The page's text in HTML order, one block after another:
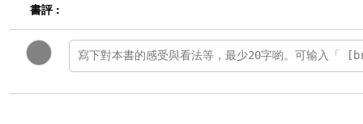
書評 :